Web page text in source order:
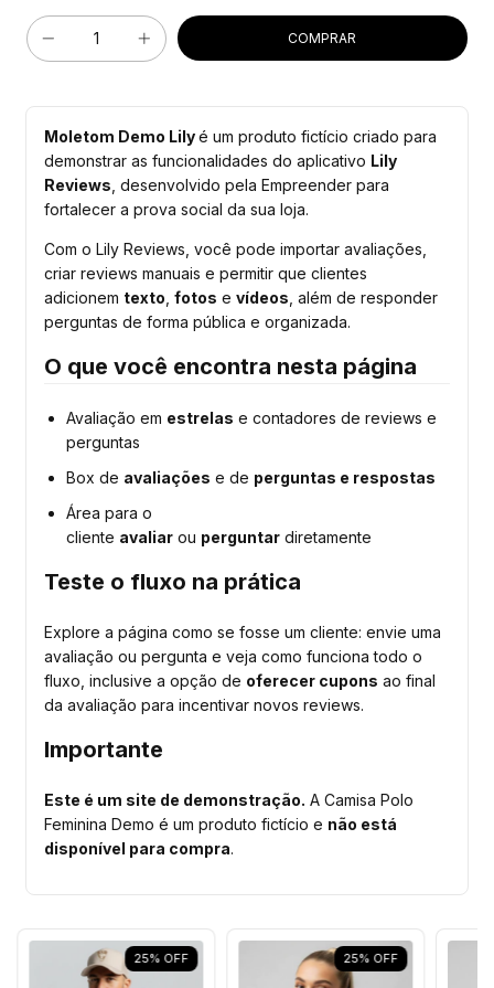
Moletom Demo Lilyé um produto fictício criado para
demonstrar as funcionalidades do aplicativo Lily
Reviews, desenvolvido pela Empreender para
fortalecer a prova social da sua loja.
Com o Lily Reviews, você pode importar avaliações,
criar reviews manuais e permitir que clientes
adicionem texto, fotos e vídeos, além de responder
perguntas de forma pública e organizada.
O que você encontra nesta página
Avaliação em estrelas e contadores de reviews e
perguntas
Box de avaliações e de perguntas e respostas
Área para o
cliente avaliar ou perguntar diretamente
Teste o fluxo na prática
Explore a página como se fosse um cliente: envie uma
avaliação ou pergunta e veja como funciona todo o
fluxo, inclusive a opção de oferecer cupons ao final
da avaliação para incentivar novos reviews.
Importante
Este é um site de demonstração. A Camisa Polo
Feminina Demo é um produto fictício e não está
disponível para compra.
25% OFF 25% OFF